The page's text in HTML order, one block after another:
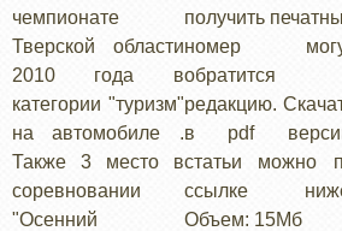
чемпионате
Тверской области
2010 года в
категории "туризм"
на автомобиле .
Также 3 место в
соревновании
"Осенний
получить
номер
обратится
редакцию.
в pdf
статьи можно
ссылке
Объем: 15Мб